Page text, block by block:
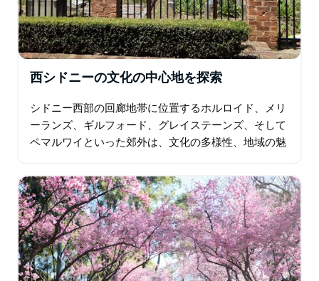
西シドニーの文化の中心地を探索
シドニー西部の回廊地帯に位置するホルロイド、メリ
ーランズ、ギルフォード、グレイステーンズ、そして
ペマルワイといった郊外は、文化の多様性、地域の魅
ます。初期のヨーロッパ人入植にまで遡る歴史と…